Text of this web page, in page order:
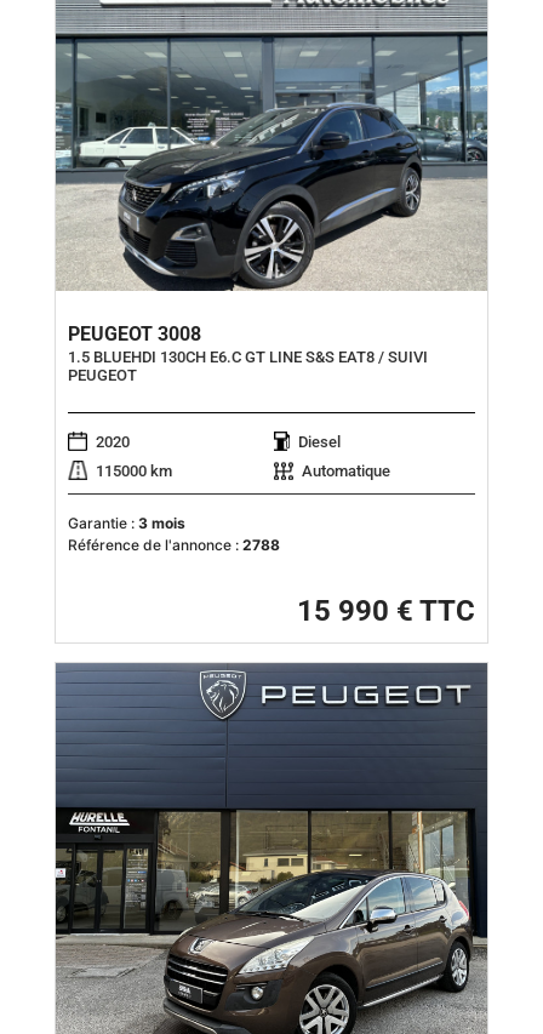
PEUGEOT 3008
1.5 BLUEHDI 130CH E6.C GT LINE S&S EAT8 / SUIVI
PEUGEOT
2020
Diesel
115000 km
Automatique
Garantie : 3 mois
Référence de l'annonce : 2788
15 990 € TTC